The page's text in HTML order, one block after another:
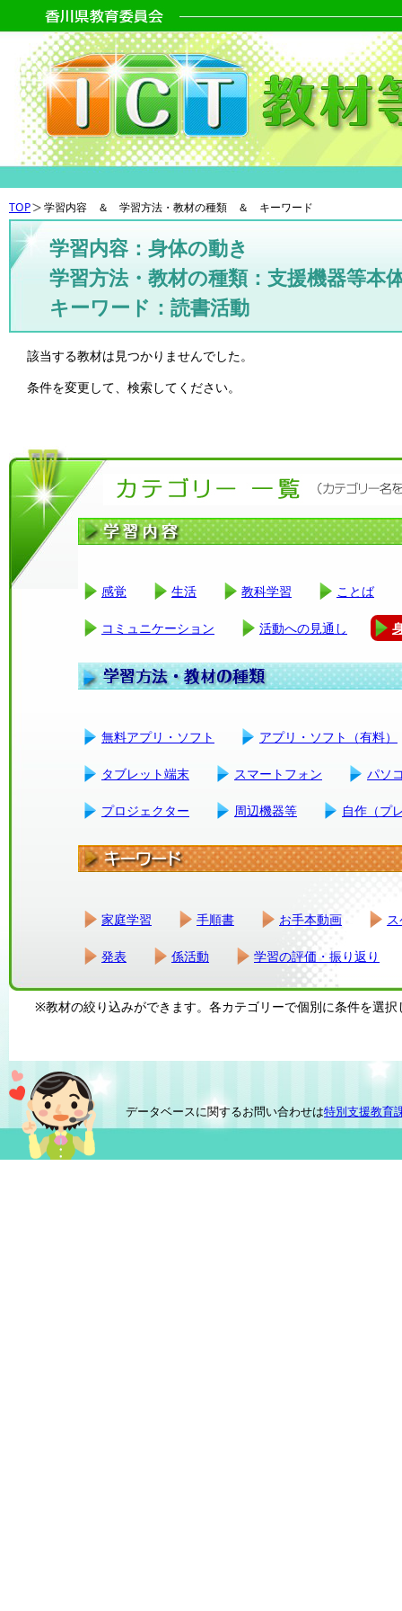
TOP 学習内容 ＆ 学習方法・教材の種類 ＆ キーワード
学習内容：身体の動き
学習方法・教材の種類：支援機器等本
キーワード：読書活動
該当する教材は見つかりませんでした。
条件を変更して、検索してください。
感覚 生活 教科学習 ことば
コミュニケーション 活動への見通し
無料アプリ・ソフト アプリ・ソフト（有料）
タブレット端末 スマートフォン パソ
プロジェクター 周辺機器等 自作（プ
家庭学習 手順書 お手本動画
発表 係活動 学習の評価・振り返り
※教材の絞り込みができます。各カテゴリーで個別に条件を選択
データベースに関するお問い合わせは特別支援教育